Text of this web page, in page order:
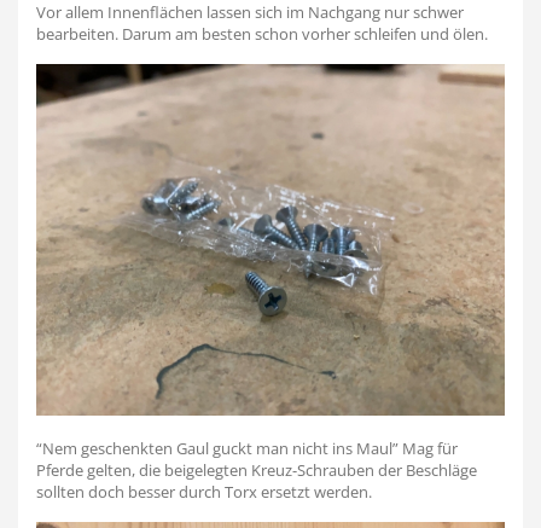
Vor allem Innenflächen lassen sich im Nachgang nur schwer
bearbeiten. Darum am besten schon vorher schleifen und ölen.
“Nem geschenkten Gaul guckt man nicht ins Maul” Mag für
Pferde gelten, die beigelegten Kreuz-Schrauben der Beschläge
sollten doch besser durch Torx ersetzt werden.